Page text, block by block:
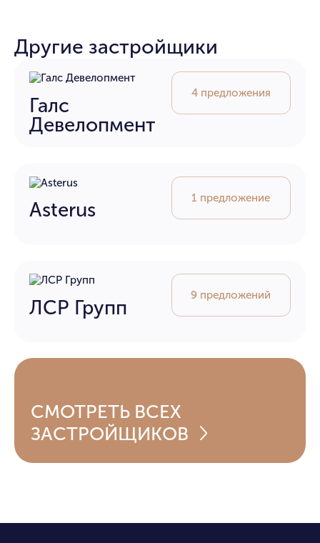
Другие застройщики
Галс
Девелопмент
4 предложения
Asterus
1 предложение
ЛСР Групп
9 предложений
СМОТРЕТЬ ВСЕХ
ЗАСТРОЙЩИКОВ